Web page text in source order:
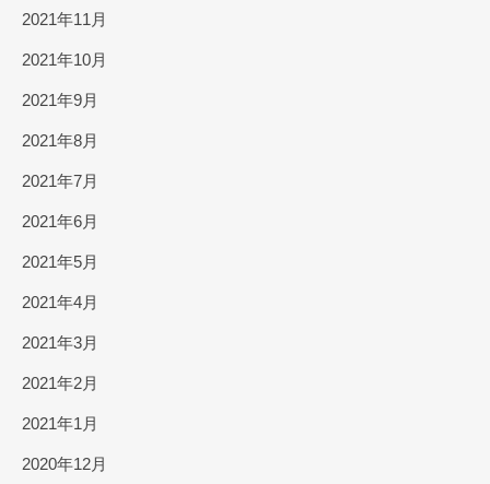
2021年11月
2021年10月
2021年9月
2021年8月
2021年7月
2021年6月
2021年5月
2021年4月
2021年3月
2021年2月
2021年1月
2020年12月